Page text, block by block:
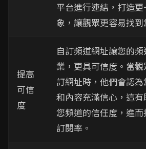
平台進行連結，打造
象，讓觀眾更容易找到
提高
可信
度
自訂頻道網址讓您的
業，更具可信度。當
訂網址時，他們會認
和內容充滿信心，這
您頻道的信任度，進
訂閱率。